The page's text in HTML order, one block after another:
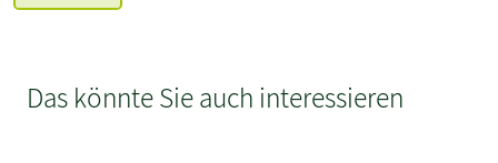
Das könnte Sie auch interessieren